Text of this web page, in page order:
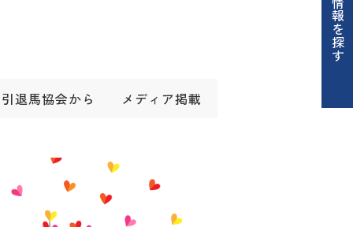
情報を探す
引退馬協会から メディア掲載